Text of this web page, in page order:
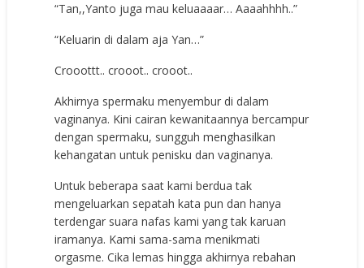
“Tan,,Yanto juga mau keluaaaar… Aaaahhhh..”
“Keluarin di dalam aja Yan…”
Crooottt.. crooot.. crooot..
Akhirnya spermaku menyembur di dalam
vaginanya. Kini cairan kewanitaannya bercampur
dengan spermaku, sungguh menghasilkan
kehangatan untuk penisku dan vaginanya.
Untuk beberapa saat kami berdua tak
mengeluarkan sepatah kata pun dan hanya
terdengar suara nafas kami yang tak karuan
iramanya. Kami sama-sama menikmati
orgasme. Cika lemas hingga akhirnya rebahan